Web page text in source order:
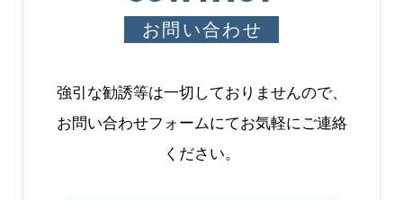
お問い合わせ
強引な勧誘等は一切しておりませんので、
お問い合わせフォームにてお気軽にご連絡
ください。